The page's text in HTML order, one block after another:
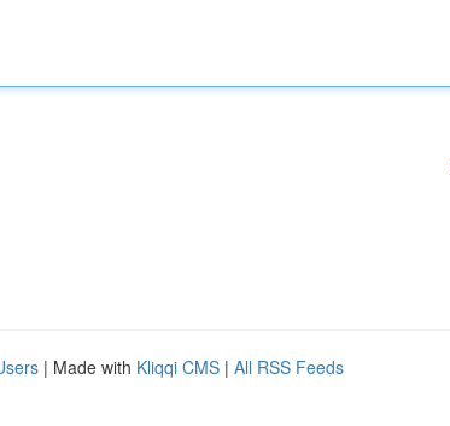
| Made with Kliqqi CMS | All RSS Feeds